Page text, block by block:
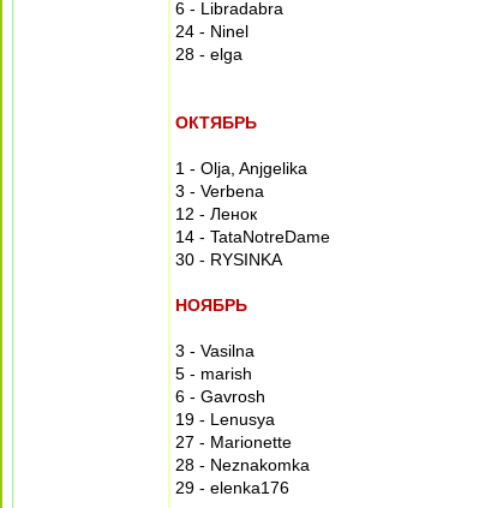
6 - Libradabra
24 - Ninel
28 - elga
ОКТЯБРЬ
1 - Olja, Anjgelika
3 - Verbena
12 - Ленок
14 - TataNotreDame
30 - RYSINKA
НОЯБРЬ
3 - Vasilna
5 - marish
6 - Gavrosh
19 - Lenusya
27 - Marionette
28 - Neznakomka
29 - elenka176